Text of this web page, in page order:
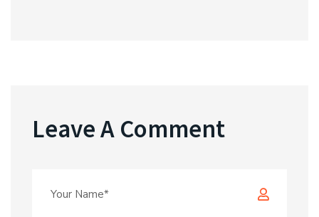
Leave A Comment